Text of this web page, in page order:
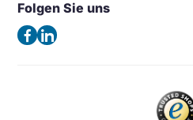
Allgemeine Geschäftsbedingungen
Datenschutzerklärung
Beleuchtung
Ergonomische Bürostuhl
Deutschland
(Keine Besuchsadresse)
info@easy-ergonomics.at
Folgen Sie uns